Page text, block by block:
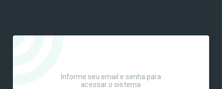
Informe seu email e senha para
acessar o sistema